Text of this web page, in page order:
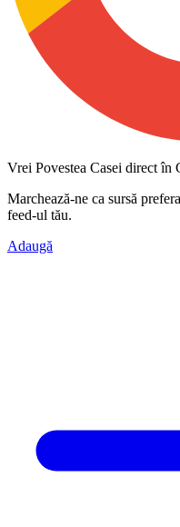
Vrei Povestea Casei direct în
Marchează-ne ca sursă
feed-ul tău.
Adaugă